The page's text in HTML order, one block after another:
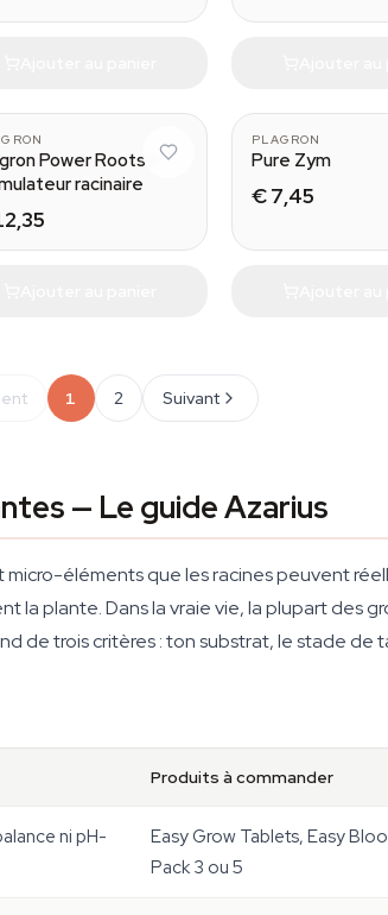
Power Roots -
racinaire
PLAGRON
Pure Zym
€ 7,45
1 2 Suivant
— Le guide Azarius
éléments que les racines peuvent
plante. Dans la vraie vie, la plupart des
de trois critères : ton substrat, le stade de
Produits à commander
ni pH-
Easy Grow Tablets, Easy
Pack 3 ou 5